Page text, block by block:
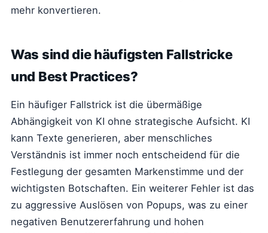
mehr konvertieren.
Was sind die häufigsten Fallstricke
und Best Practices?
Ein häufiger Fallstrick ist die übermäßige
Abhängigkeit von KI ohne strategische Aufsicht. KI
kann Texte generieren, aber menschliches
Verständnis ist immer noch entscheidend für die
Festlegung der gesamten Markenstimme und der
wichtigsten Botschaften. Ein weiterer Fehler ist das
zu aggressive Auslösen von Popups, was zu einer
negativen Benutzererfahrung und hohen